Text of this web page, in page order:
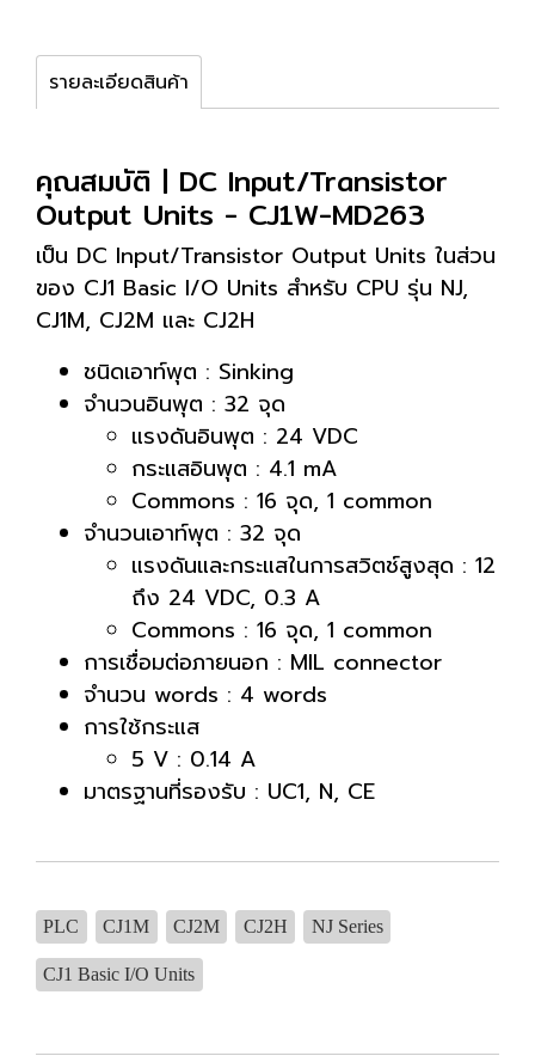
รายละเอียดสินค้า
คุณสมบัติ | DC Input/Transistor
Output Units - CJ1W-MD263
เป็น DC Input/Transistor Output Units ในส่วน
ของ CJ1 Basic I/O Units สำหรับ CPU รุ่น NJ,
CJ1M, CJ2M และ CJ2H
ชนิดเอาท์พุต : Sinking
จำนวนอินพุต : 32 จุด
แรงดันอินพุต : 24 VDC
กระแสอินพุต : 4.1 mA
Commons : 16 จุด, 1 common
จำนวนเอาท์พุต : 32 จุด
แรงดันและกระแสในการสวิตช์สูงสุด : 12
ถึง 24 VDC, 0.3 A
Commons : 16 จุด, 1 common
การเชื่อมต่อภายนอก : MIL connector
จำนวน words : 4 words
การใช้กระแส
5 V : 0.14 A
มาตรฐานที่รองรับ : UC1, N, CE
PLC CJ1M CJ2M CJ2H NJ Series
CJ1 Basic I/O Units